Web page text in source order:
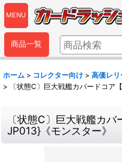
MENU
商品一覧
ホーム > コレクター向け > 高価レリ
>
〔状態C〕巨大戦艦カバードコア
〔状態C〕巨大戦艦カ
JP013}《モンスター》